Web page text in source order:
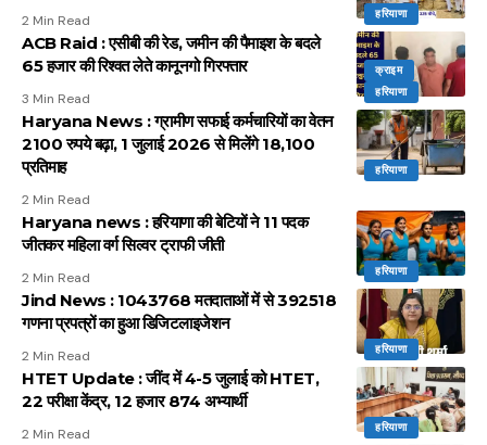
हरियाणा
2 Min Read
क्राइम
हरियाणा
ACB Raid : एसीबी की रेड, जमीन की पैमाइश के बदले
65 हजार की रिश्वत लेते कानूनगो गिरफ्तार
3 Min Read
हरियाणा
Haryana News : ग्रामीण सफाई कर्मचारियों का वेतन
2100 रुपये बढ़ा, 1 जुलाई 2026 से मिलेंगे 18,100
प्रतिमाह
2 Min Read
हरियाणा
Haryana news : हरियाणा की बेटियों ने 11 पदक
जीतकर महिला वर्ग सिल्वर ट्राफी जीती
2 Min Read
हरियाणा
Jind News : 1043768 मतदाताओं में से 392518
गणना प्रपत्रों का हुआ डिजिटलाइजेशन
2 Min Read
हरियाणा
HTET Update : जींद में 4-5 जुलाई को HTET,
22 परीक्षा केंद्र, 12 हजार 874 अभ्यार्थी
2 Min Read